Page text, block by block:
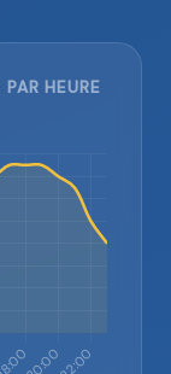
HEURE